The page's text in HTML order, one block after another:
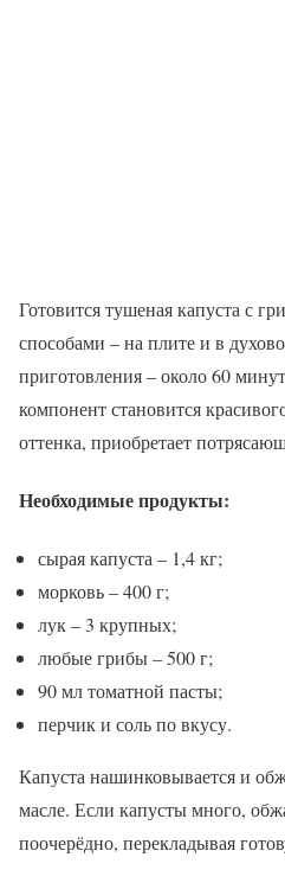
Готовится тушеная капуста с
способами – на плите и в
приготовления – около 60
компонент становится
оттенка, приобретает
Необходимые продукты:
сырая капуста – 1,4 кг;
морковь – 400 г;
лук – 3 крупных;
любые грибы – 500 г;
90 мл томатной пасты;
перчик и соль по вкусу.
Капуста нашинковывается и
масле. Если капусты много,
поочерёдно, перекладывая